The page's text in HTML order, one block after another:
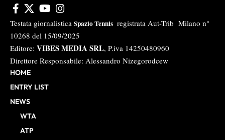
Testata giornalistica Spazio Tennis registrata Aut-Trib Milano n°
10268 del 15/09/2025
Editore: VIBES MEDIA SRL, P.iva 14250480960
Direttore Responsabile: Alessandro Nizegorodcew
HOME
ENTRY LIST
NEWS
WTA
ATP